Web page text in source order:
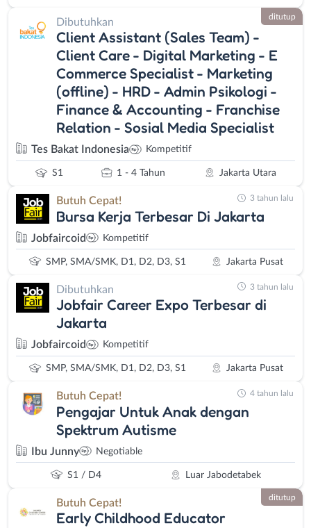
Dibutuhkan
Client Assistant (Sales Team) -
Client Care - Digital Marketing - E
Commerce Specialist - Marketing
(offline) - HRD - Admin Psikologi -
Finance & Accounting - Franchise
Relation - Sosial Media Specialist
Tes Bakat Indonesia Kompetitif
S1 1 - 4 Tahun Jakarta Utara
ditutup
Butuh Cepat!
Bursa Kerja Terbesar Di Jakarta
Jobfaircoid Kompetitif
SMP, SMA/SMK, D1, D2, D3, S1 Jakarta Pusat
3 tahun lalu
Dibutuhkan
Jobfair Career Expo Terbesar di
Jakarta
Jobfaircoid Kompetitif
SMP, SMA/SMK, D1, D2, D3, S1 Jakarta Pusat
3 tahun lalu
Butuh Cepat!
Pengajar Untuk Anak dengan
Spektrum Autisme
Ibu Junny Negotiable
S1 / D4 Luar Jabodetabek
4 tahun lalu
Butuh Cepat!
Early Childhood Educator
ditutup